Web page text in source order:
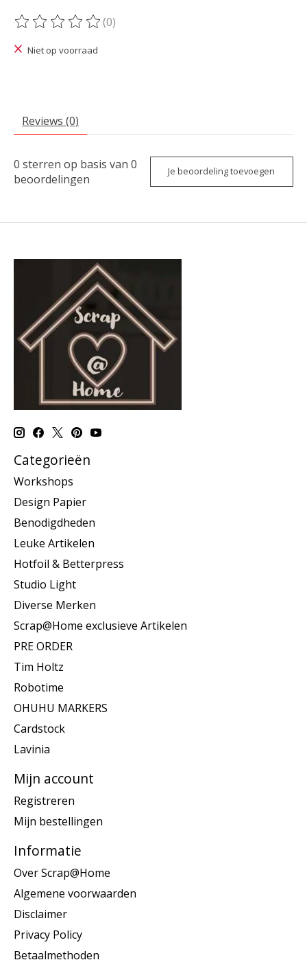
De beoordeling van dit product is
(0)
Niet op voorraad
Reviews (0)
0 sterren op basis van 0
beoordelingen
Je beoordeling toevoegen
Categorieën
Workshops
Design Papier
Benodigdheden
Leuke Artikelen
Hotfoil & Betterpress
Studio Light
Diverse Merken
Scrap@Home exclusieve Artikelen
PRE ORDER
Tim Holtz
Robotime
OHUHU MARKERS
Cardstock
Lavinia
Mijn account
Registreren
Mijn bestellingen
Informatie
Over Scrap@Home
Algemene voorwaarden
Disclaimer
Privacy Policy
Betaalmethoden